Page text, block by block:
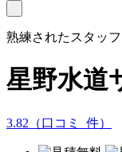
熟練されたスタッ
星野水道
3.82 （口コミ 件）